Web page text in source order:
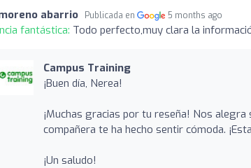
abarrio Publicada en 5 months ago
fantástica: Todo perfecto,muy clara la
Campus Training
¡Buen día, Nerea!
¡Muchas gracias por tu reseña! Nos
compañera te ha hecho sentir cómoda.
¡Un saludo!